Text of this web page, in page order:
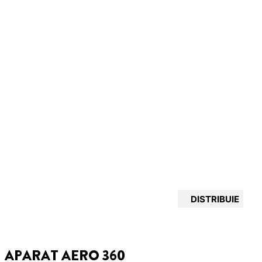
DISTRIBUIE
APARAT AERO 360